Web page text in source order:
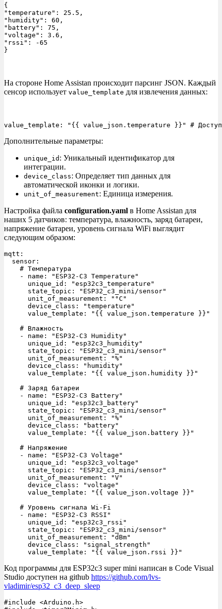
{
"temperature": 25.5,
"humidity": 60,
"battery": 75,
"voltage": 3.6,
"rssi": -65
}
На стороне Home Assistan происходит парсинг JSON. Каждый
сенсор использует value_template для извлечения данных:
value_template: "{{ value_json.temperature }}" #
Дополнительные параметры:
unique_id : Уникальный идентификатор для
интеграции.
device_class: Определяет тип данных для
автоматической иконки и логики.
unit_of_measurement: Единица измерения.
Настройка файла configuration.yaml в Home Assistan для
наших 5 датчиков: температура, влажность, заряд батареи,
напряжение батареи, уровень сигнала WiFi выглядит
следующим образом:
mqtt:
  sensor:
    # Температура
    - name: "ESP32-C3 Temperature"
      unique_id: "esp32c3_temperature"
      state_topic: "ESP32_c3_mini/sensor"
      unit_of_measurement: "°C"
      device_class: "temperature"
      value_template: "{{ value_json.temperature }}"
    # Влажность
    - name: "ESP32-C3 Humidity"
      unique_id: "esp32c3_humidity"
      state_topic: "ESP32_c3_mini/sensor"
      unit_of_measurement: "%"
      device_class: "humidity"
      value_template: "{{ value_json.humidity }}"
    # Заряд батареи
    - name: "ESP32-C3 Battery"
      unique_id: "esp32c3_battery"
      state_topic: "ESP32_c3_mini/sensor"
      unit_of_measurement: "%"
      device_class: "battery"
      value_template: "{{ value_json.battery }}"
    # Напряжение
    - name: "ESP32-C3 Voltage"
      unique_id: "esp32c3_voltage"
      state_topic: "ESP32_c3_mini/sensor"
      unit_of_measurement: "V"
      device_class: "voltage"
      value_template: "{{ value_json.voltage }}"
    # Уровень сигнала Wi-Fi
    - name: "ESP32-C3 RSSI"
      unique_id: "esp32c3_rssi"
      state_topic: "ESP32_c3_mini/sensor"
      unit_of_measurement: "dBm"
      device_class: "signal_strength"
      value_template: "{{ value_json.rssi }}"
Код программы для ESP32c3 super mini написан в Code Visual
Studio доступен на github https://github.com/lvs-
vladimir/esp32_c3_deep_sleep
#include <Arduino.h>